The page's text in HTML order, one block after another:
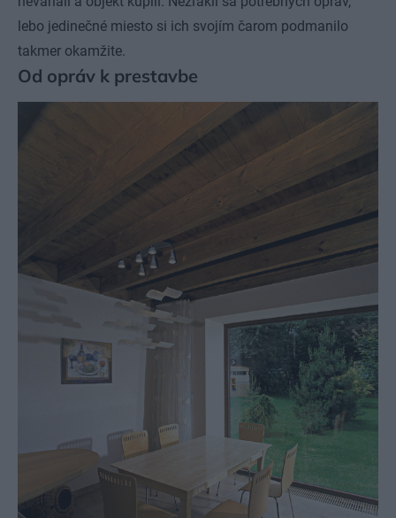
lebo jedinečné miesto si ich svojím čarom podmanilo
takmer okamžite.
Od opráv k prestavbe